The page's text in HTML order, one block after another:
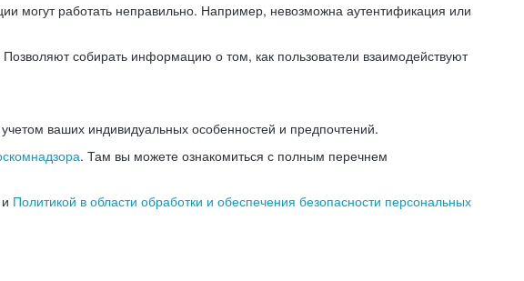
могут работать неправильно. Например, невозможна аутентификация или
собирать информацию о том, как пользователи взаимодействуют
ваших индивидуальных особенностей и предпочтений.
. Там вы можете ознакомиться с полным перечнем
Политикой в области обработки и обеспечения безопасности персональных